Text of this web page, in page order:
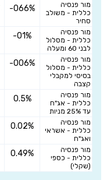
מור פנסיה
כללית - משולב
סחיר
-066%
מור פנסיה
כללית - מסלול
לבני 60 ומעלה
-01%
מור פנסיה
כללית - מסלול
בסיסי למקבלי
קצבה
-006%
מור פנסיה
כללית - אג"ח
עד 25% מניות
0.5%
מור פנסיה
כללית - אשראי
ואג"ח
0.02%
מור פנסיה
כללית - כספי
(שקלי)
0.49%